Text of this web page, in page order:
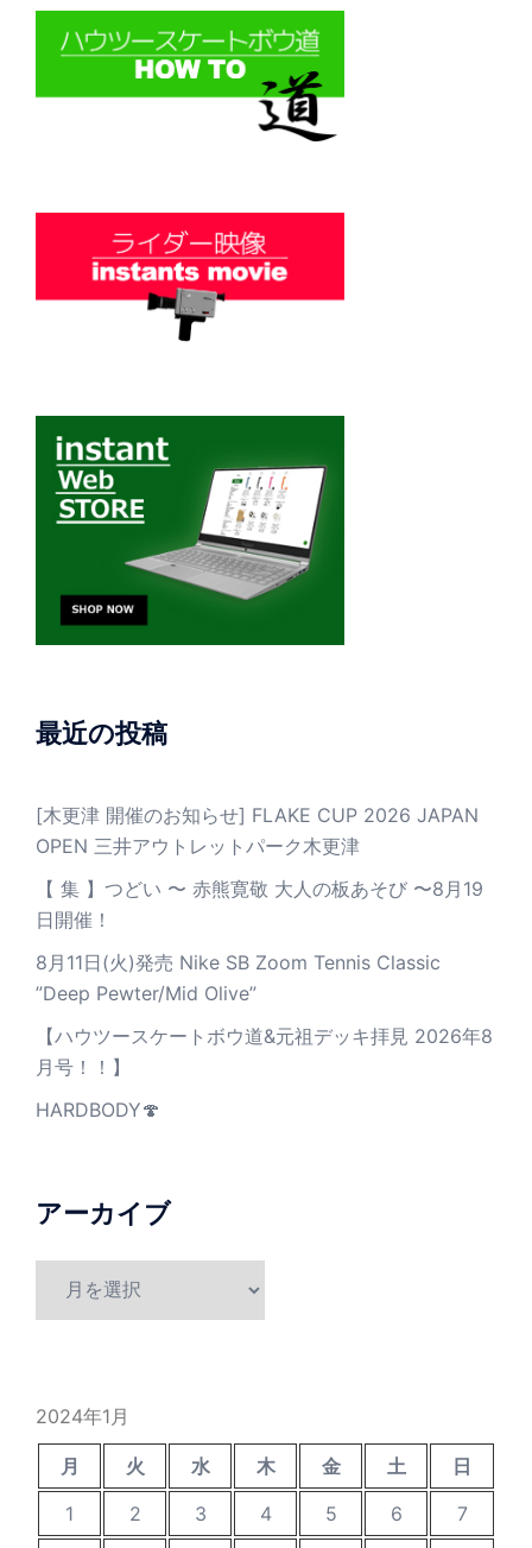
最近の投稿
[木更津 開催のお知らせ] FLAKE CUP 2026 JAPAN
OPEN 三井アウトレットパーク木更津
【 集 】つどい 〜 赤熊寛敬 大人の板あそび 〜8月19
日開催！
8月11日(火)発売 Nike SB Zoom Tennis Classic
”Deep Pewter/Mid Olive”
【ハウツースケートボウ道&元祖デッキ拝見 2026年8
月号！！】
HARDBODY🍄
アーカイブ
2024年1月
月 火 水 木 金 土
日
1
2 3 4 5 6
7